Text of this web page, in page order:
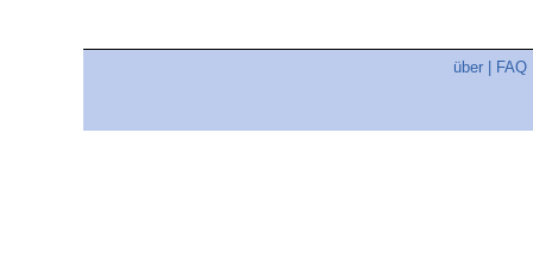
über FAQ